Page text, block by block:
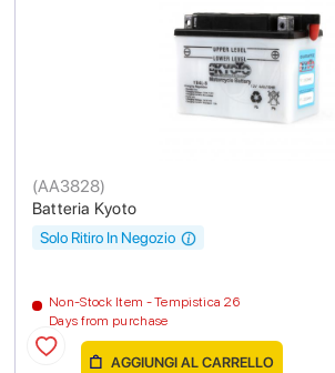
Batteria Kyoto
(AA3828)
Non-Stock Item - Tempistica 26
Days from purchase
Solo Ritiro In Negozio
AGGIUNGI AL CARRELLO